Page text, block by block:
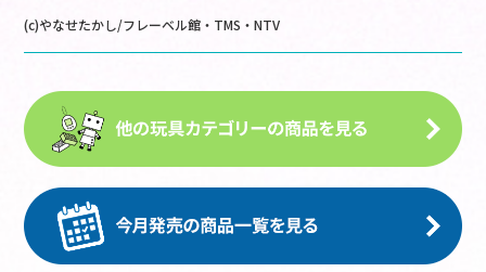
(c)やなせたかし/フレーベル館・TMS・NTV